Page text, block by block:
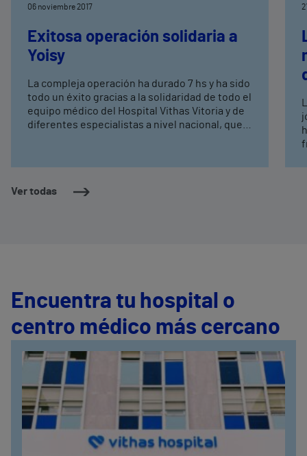
Ver todas
06 noviembre 2017
Exitosa operación solidaria a
Yoisy
La compleja operación ha durado 7 hs y ha sido
todo un éxito gracias a la solidaridad de todo el
equipo médico del Hospital Vithas Vitoria y de
diferentes especialistas a nivel nacional, que
años
Encuentra tu hospital o
centro médico más cercano